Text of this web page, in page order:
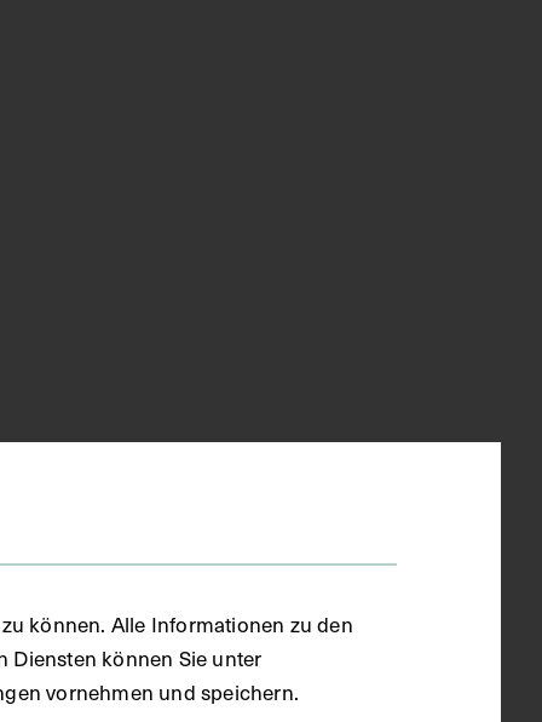
können. Alle Informationen zu den
Diensten können Sie unter
vornehmen und speichern.